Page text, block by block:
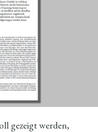
gezeigt werden,